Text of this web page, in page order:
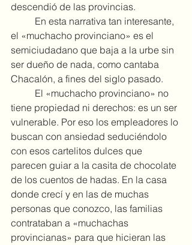
descendió de las provincias.
el «muchacho provinciano» es el
semiciudadano que baja a la urbe sin
ser dueño de nada, como cantaba
Chacalón, a fines del siglo pasado.
tiene propiedad ni derechos: es un ser
vulnerable. Por eso los empleadores lo
buscan con ansiedad seduciéndolo
con esos cartelitos dulces que
parecen guiar a la casita de chocolate
de los cuentos de hadas. En la casa
donde crecí y en las de muchas
personas que conozco, las familias
contrataban a «muchachas
provincianas» para que hicieran las